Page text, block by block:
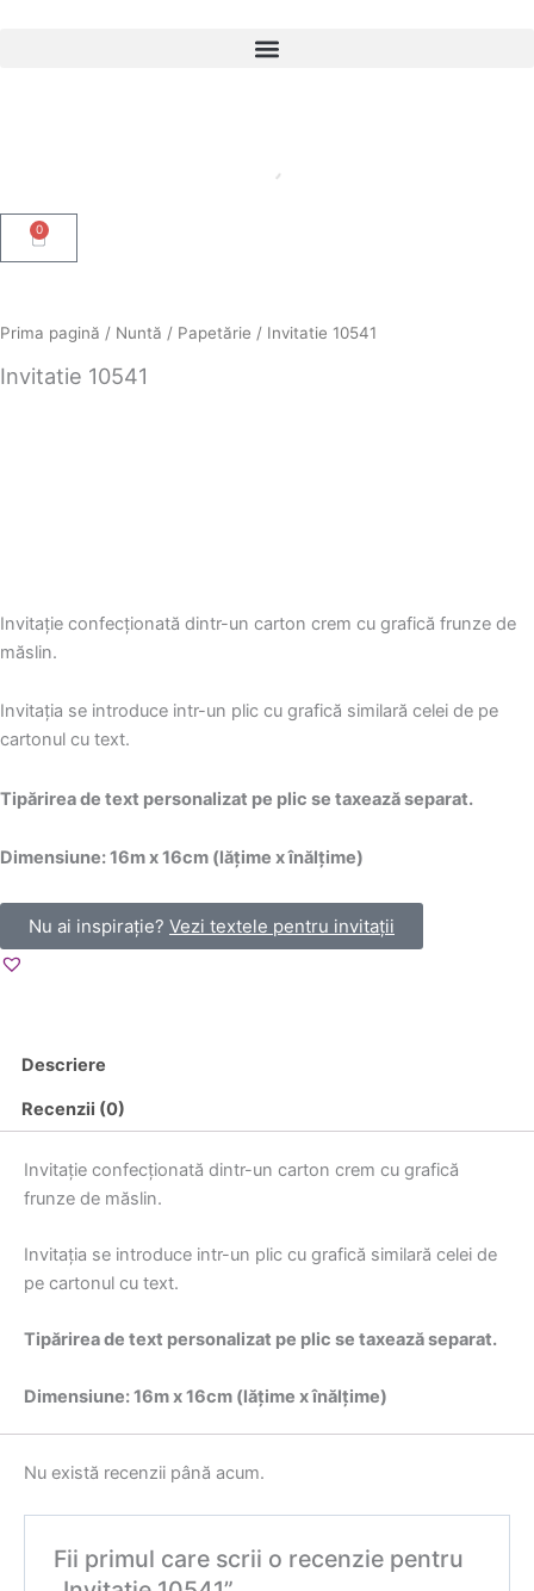
0
Cart
Prima pagină / Nuntă / Papetărie / Invitatie 10541
Invitatie 10541
Invitație confecționată dintr-un carton crem cu grafică frunze de
măslin.
Invitația se introduce intr-un plic cu grafică similară celei de pe
cartonul cu text.
Tipărirea de text personalizat pe plic se taxează separat.
Dimensiune: 16m x 16cm (lățime x înălțime)
Nu ai inspirație? Vezi textele pentru invitații
Descriere
Recenzii (0)
Invitație confecționată dintr-un carton crem cu grafică
frunze de măslin.
Invitația se introduce intr-un plic cu grafică similară celei de
pe cartonul cu text.
Tipărirea de text personalizat pe plic se taxează separat.
Dimensiune: 16m x 16cm (lățime x înălțime)
Nu există recenzii până acum.
Fii primul care scrii o recenzie pentru